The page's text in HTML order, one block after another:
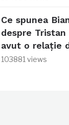
Ce spunea
despre Tristan
avut o relație
103881 views